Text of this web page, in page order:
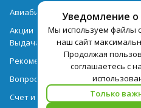
Уведомление о
Мы используем файлы
наш сайт
Продолжая
соглашаетесь с
Только
Авиабилеты
Акции
Выдача документов
Рекомендации
Вопрос-ответ
Счет и оплата